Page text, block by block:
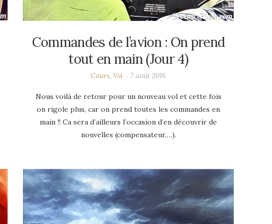
Commandes de l’avion : On prend
tout en main (Jour 4)
Cours, Vol 7 août 2016
Nous voilà de retour pour un nouveau vol et cette fois
on rigole plus, car on prend toutes les commandes en
main !! Ca sera d’ailleurs l’occasion d’en découvrir de
nouvelles (compensateur,…).